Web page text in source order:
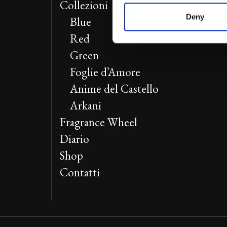
Deny
Collezioni
Blue
Red
Green
Foglie d’Amore
Anime del Castello
Arkani
Fragrance Wheel
Diario
Shop
Contatti